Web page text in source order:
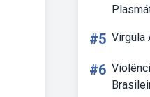
#5 Virgula
#6